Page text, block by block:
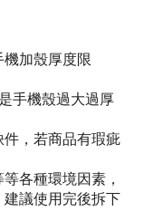
加殼厚度限
手機殼過大過厚
，若商品有瑕疵
各種環境因素，
議使用完後拆下